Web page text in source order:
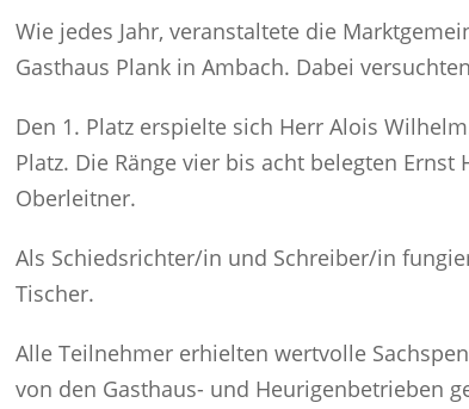
Wie jedes Jahr, veranstaltete die
Gasthaus Plank in Ambach. Dabei
Den 1. Platz erspielte sich Herr Alois
Platz. Die Ränge vier bis acht belegten
Oberleitner.
Als Schiedsrichter/in und Schreiber/in
Tischer.
Alle Teilnehmer erhielten wertvolle
von den Gasthaus- und Heurigenbetrieben